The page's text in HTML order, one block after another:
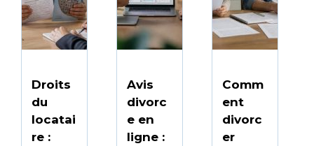
Droits
du
locatai
re :
Avis
divorc
e en
ligne :
Comm
ent
divorc
er